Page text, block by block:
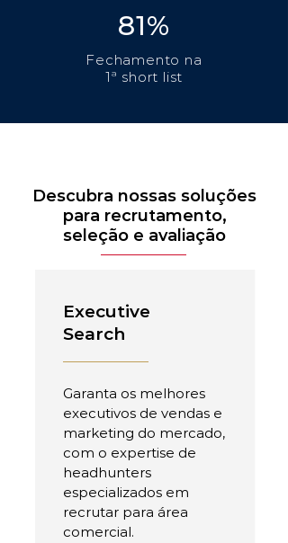
81%
Fechamento na
1ª short list
Descubra nossas soluções
para recrutamento,
seleção e avaliação
Executive
Search
Garanta os melhores
executivos de vendas e
marketing do mercado,
com o expertise de
headhunters
especializados em
recrutar para área
comercial.